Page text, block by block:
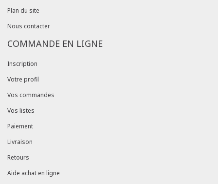
Plan du site
Nous contacter
COMMANDE EN LIGNE
Inscription
Votre profil
Vos commandes
Vos listes
Paiement
Livraison
Retours
Aide achat en ligne